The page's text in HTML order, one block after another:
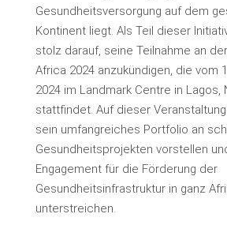
Gesundheitsversorgung auf dem
Kontinent liegt. Als Teil dieser
stolz darauf, seine Teilnahme an
Africa 2024 anzukündigen, die vom
2024 im Landmark Centre in Lagos,
stattfindet. Auf dieser
sein umfangreiches Portfolio an
Gesundheitsprojekten vorstellen
Engagement für die Förderung der
Gesundheitsinfrastruktur in ganz
unterstreichen.